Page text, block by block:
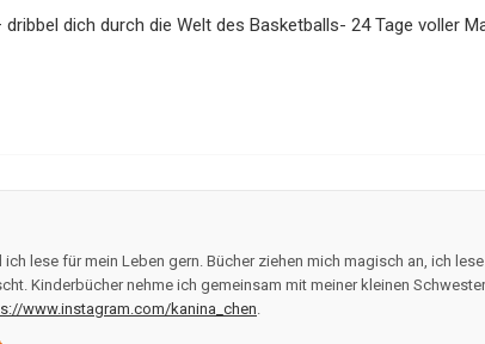
dich durch die Welt des Basketballs- 24 Tage voller
ich lese für mein Leben gern. Bücher ziehen mich magisch an, ich
Kinderbücher nehme ich gemeinsam mit meiner kleinen
www.instagram.com/kanina_chen.